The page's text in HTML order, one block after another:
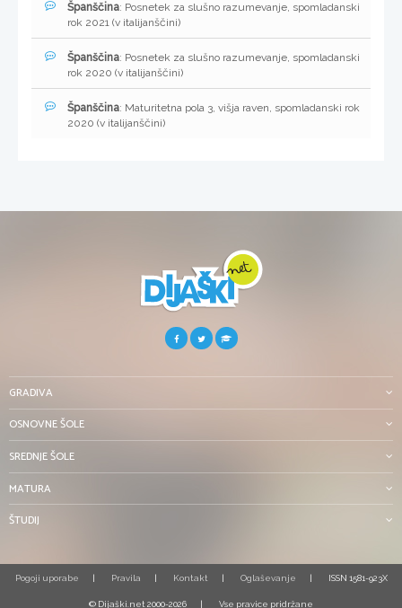
Španščina: Posnetek za slušno razumevanje, spomladanski
rok 2021 (v italijanščini)
Španščina: Posnetek za slušno razumevanje, spomladanski
rok 2020 (v italijanščini)
Španščina: Maturitetna pola 3, višja raven, spomladanski rok
2020 (v italijanščini)
GRADIVA
OSNOVNE ŠOLE
SREDNJE ŠOLE
MATURA
ŠTUDIJ
Pogoji uporabe Pravila Kontakt Oglaševanje ISSN 1581-923X
© Dijaški.net 2000-2026 Vse pravice pridržane